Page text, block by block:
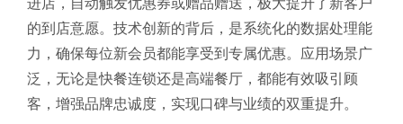
进店，自动触发优惠券或赠品赠送，极大提升了新客户
的到店意愿。技术创新的背后，是系统化的数据处理能
力，确保每位新会员都能享受到专属优惠。应用场景广
泛，无论是快餐连锁还是高端餐厅，都能有效吸引顾
客，增强品牌忠诚度，实现口碑与业绩的双重提升。